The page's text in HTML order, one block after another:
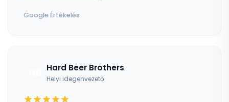
Google Értékelés
Hard Beer Brothers
Helyi idegenvezető